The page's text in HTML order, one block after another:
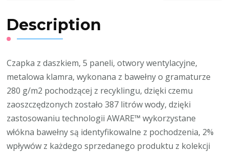
Description
Czapka z daszkiem, 5 paneli, otwory wentylacyjne,
metalowa klamra, wykonana z bawełny o gramaturze
280 g/m2 pochodzącej z recyklingu, dzięki czemu
zaoszczędzonych zostało 387 litrów wody, dzięki
zastosowaniu technologii AWARE™ wykorzystane
włókna bawełny są identyfikowalne z pochodzenia, 2%
wpływów z każdego sprzedanego produktu z kolekcji